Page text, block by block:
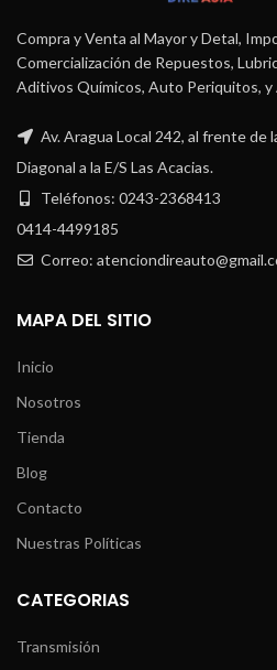
Compra y Venta al Mayor y Detal,
Comercialización de Repuestos,
Aditivos Químicos, Auto Periquitos, y
Av. Aragua Local 242, al frente de
Diagonal a la E/S Las Acacias.
Teléfonos: 0243-2368413
0414-4499185
Correo:
MAPA DEL SITIO
Inicio
Nosotros
Tienda
Blog
Contacto
Nuestras Políticas
CATEGORIAS
Transmisión